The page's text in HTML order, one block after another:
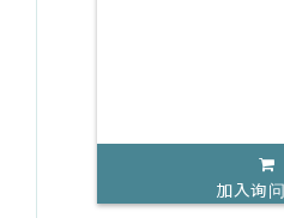
加入询